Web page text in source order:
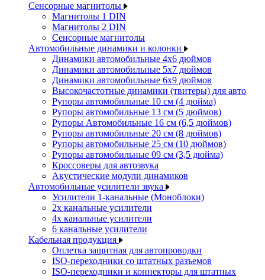
Сенсорные магнитолы
Магнитолы 1 DIN
Магнитолы 2 DIN
Сенсорные магнитолы
Автомобильные динамики и колонки
Динамики автомобильные 4x6 дюймов
Динамики автомобильные 5x7 дюймов
Динамики автомобильные 6x9 дюймов
Высокочастотные динамики (твитеры) для авто
Рупоры автомобильные 10 см (4 дюйма)
Рупоры автомобильные 13 см (5 дюймов)
Рупоры Автомобильные 16 см (6,5 дюймов)
Рупоры автомобильные 20 см (8 дюймов)
Рупоры автомобильные 25 см (10 дюймов)
Рупоры автомобильные 09 см (3,5 дюйма)
Кроссоверы для автозвука
Акустические модули динамиков
Автомобильные усилители звука
Усилители 1-канальные (Моноблоки)
2х канальные усилители
4х канальные усилители
6 канальные усилители
Кабельная продукция
Оплетка защитная для автопроводки
ISO-переходники со штатных разъемов
ISO-переходники и коннекторы для штатных